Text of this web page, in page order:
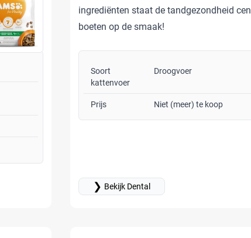
ingrediënten staat de tandgezondheid
boeten op de smaak!
Soort
kattenvoer
Droogvoer
Prijs Niet (meer) te koop
❯ Bekijk Dental